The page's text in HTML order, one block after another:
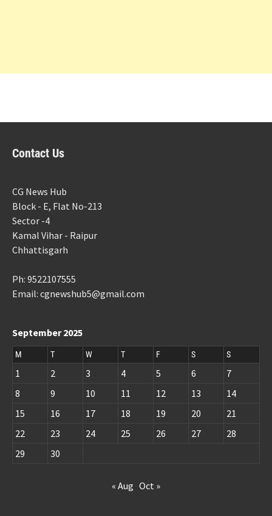
Contact Us
CG News Hub
Block - E, Flat No-213
Sector -4
Kamal Vihar - Raipur
Chhattisgarh
Ph: 9522107555
Email: cgnewshub5@gmail.com
September 2025
M T W T F S S
1 2 3 4 5 6
7
8
9 10 11 12 13
14
15
16 17 18 19 20
21
22
23 24 25 26 27
28
29
30
« Aug Oct »